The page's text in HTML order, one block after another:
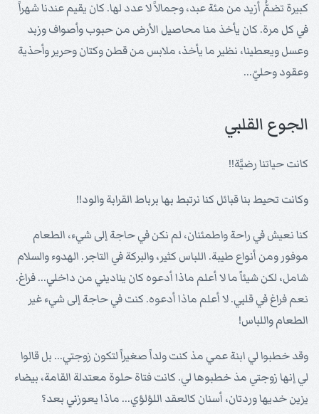
كبيرة تضمُّ أزيد من مئة عبد، وجمالاً لا عدد لها. كان يقيم عندنا شهراً
في كل مرة. كان يأخذ منا محاصيل الأرض من حبوب وأصواف وزبد
وعسل ويعطينا، نظير ما يأخذ، ملابس من قطن وكتان وحرير وأحذية
وعقود وحليّ...
الجوع القلبي
كانت حياتنا رضيَّة!!
وكانت تحيط بنا قبائل كنا نرتبط بها برباط القرابة والود!!
كنا نعيش في راحة واطمئنان، لم نكن في حاجة إلى شيء، الطعام
موفور ومن أنواع طيبة. اللباس كثير، والبركة في التاجر. الهدوء والسلام
شامل، لكن شيئاً ما لا أعلم ماذا أدعوه كان يناديني من داخلي... فراغ.
نعم فراغ في قلبي. لا أعلم ماذا أدعوه. كنت في حاجة إلى شيء غير
الطعام واللباس!
وقد خطبوا لي ابنة عمي مذ كنت ولداً صغيراً لتكون زوجتي... بل قالوا
لي إنها زوجتي مذ خطبوها لي. كانت فتاة حلوة معتدلة القامة، بيضاء
يزين خديها وردتان، أسنان كالعقد اللؤلؤي... ماذا يعوزني بعد؟